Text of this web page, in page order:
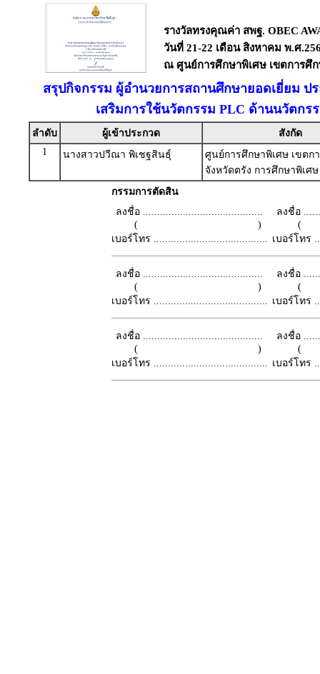
รางวัลทรงคุณค่า สพฐ. OBEC
วันที่ 21-22 เดือน สิงหาคม พ.ศ
ณ ศูนย์การศึกษาพิเศษ เขตการศึก
สรุปกิจกรรม ผู้อำนวยการสถานศึกษายอดเยี่ยม ป
เสริมการใช้นวัตกรรม PLC ด้านนวัตกร
ลำดับ ผู้เข้าประกวด
สังกัด
1
นางสาวปวีณา พิเชฐสินธ์ุ
ศูนย์การศึกษาพิเศษ เขตก
จังหวัดตรัง การศึกษาพิเศ
กรรมการตัดสิน
ลงชื่อ ..........................................
( )
เบอร์โทร ........................................
ลงชื่อ
เบอร์โทร
ลงชื่อ ..........................................
( )
เบอร์โทร ........................................
ลงชื่อ
เบอร์โทร
ลงชื่อ ..........................................
( )
เบอร์โทร ........................................
ลงชื่อ
เบอร์โทร